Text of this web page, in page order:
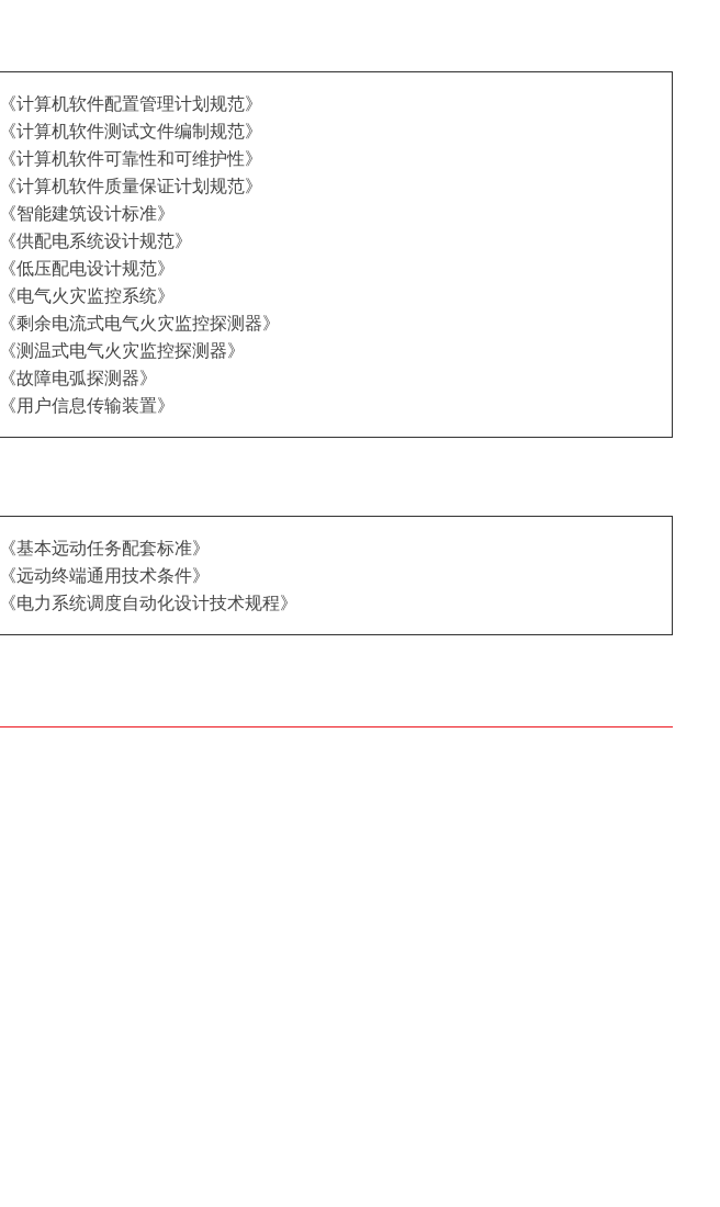
《计算机软件配置管理计划规范》
《计算机软件测试文件编制规范》
《计算机软件可靠性和可维护性》
《计算机软件质量保证计划规范》
《智能建筑设计标准》
《供配电系统设计规范》
《低压配电设计规范》
《电气火灾监控系统》
《剩余电流式电气火灾监控探测器》
《测温式电气火灾监控探测器》
《故障电弧探测器》
《用户信息传输装置》
《基本远动任务配套标准》
《远动终端通用技术条件》
《电力系统调度自动化设计技术规程》